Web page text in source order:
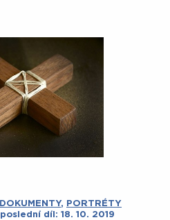
,
PORTRÉTY
díl: 18. 10. 2019